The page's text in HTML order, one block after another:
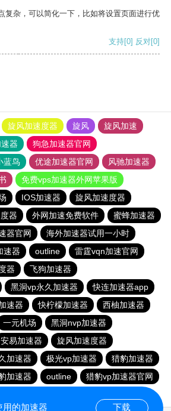
复杂，可以简化一下，比如将设置页面进行优
支持[0] 反对[0]
旋风加速度器 旋风
旋风加速
器
狗急加速器官网
蓝鸟 优途加速器官网
风驰加速器
免费vps加速器外网苹果版
IOS加速器
旋风加速度器
器 外网加速免费软件
蜜蜂加速器
器官网
海外加速器试用一小时
速器 outline
雷霆vqn加速官网
器
飞狗加速器
黑洞vp永久加速器
快连加速器app
速器 快柠檬加速器
西柚加速器
一元机场
黑洞nvp加速器
安易加速器
旋风加速度器
加速器 极光vp加速器
猎豹加速器
加速器 outline
猎豹vp加速器官网
载官网
用的加速器 下载